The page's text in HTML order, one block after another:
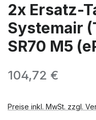
2x Ersatz-
Systemair
SR70 M5
Regulärer Preis:
104,72 €
Preise inkl. MwSt. zzgl.